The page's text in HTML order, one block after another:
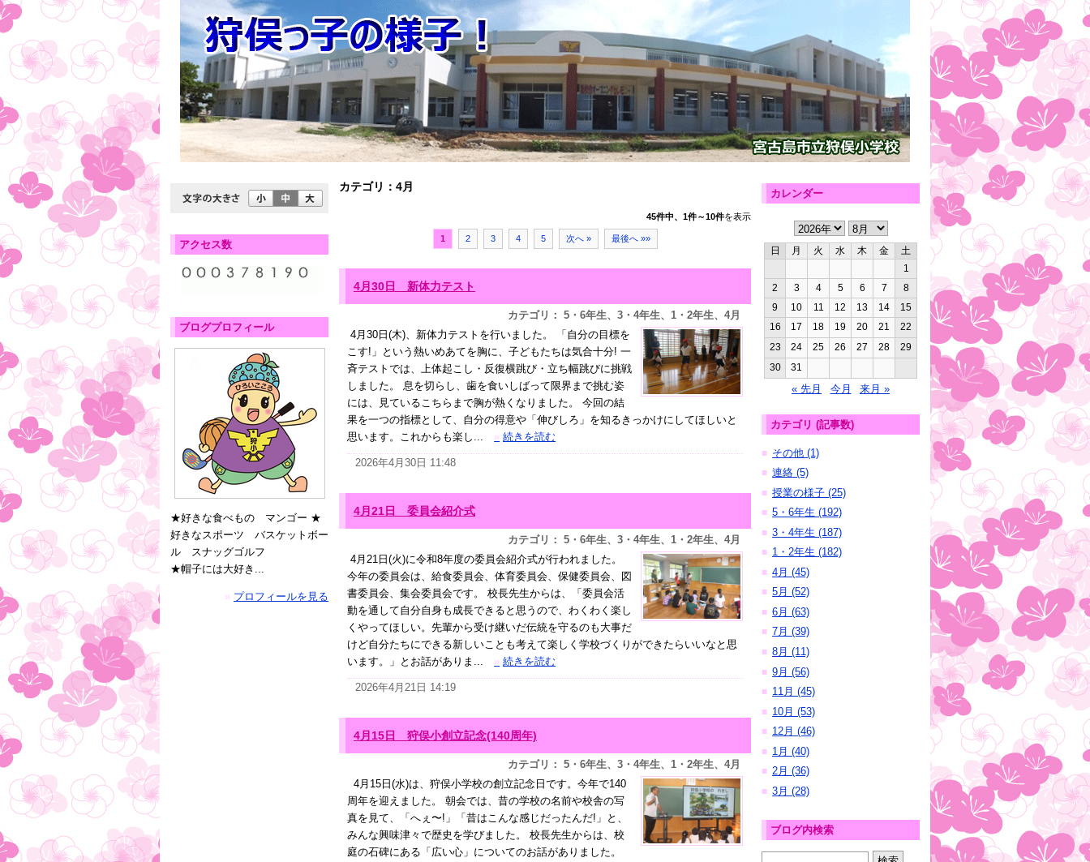
カテゴリ：4月
45件中、1件～10件を表示
1 2 3 4 5 次へ » 最後へ »»
4月30日 新体力テスト
カテゴリ： 5・6年生、3・4年生、1・2年生、4月
4月30日(木)、新体力テストを行いました。 「自分の目標を
こす!」という熱いめあてを胸に、子どもたちは気合十分! 一
斉テストでは、上体起こし・反復横跳び・立ち幅跳びに挑戦
しました。 息を切らし、歯を食いしばって限界まで挑む姿
には、見ているこちらまで胸が熱くなりました。 今回の結
果を一つの指標として、自分の得意や「伸びしろ」を知るきっかけにしてほしいと
思います。これからも楽し...
» 続きを読む
2026年4月30日 11:48
4月21日 委員会紹介式
カテゴリ： 5・6年生、3・4年生、1・2年生、4月
4月21日(火)に令和8年度の委員会紹介式が行われました。
今年の委員会は、給食委員会、体育委員会、保健委員会、図
書委員会、集会委員会です。 校長先生からは、「委員会活
動を通して自分自身も成長できると思うので、わくわく楽し
くやってほしい。先輩から受け継いだ伝統を守るのも大事だ
けど自分たちにできる新しいことも考えて楽しく学校づくりができたらいいなと思
います。」とお話がありま...
» 続きを読む
2026年4月21日 14:19
4月15日 狩俣小創立記念(140周年)
カテゴリ： 5・6年生、3・4年生、1・2年生、4月
4月15日(水)は、狩俣小学校の創立記念日です。今年で140
周年を迎えました。 朝会では、昔の学校の名前や校舎の写
真を見て、「へぇ〜!」「昔はこんな感じだったんだ!」と、
みんな興味津々で歴史を学びました。 校長先生からは、校
庭の石碑にある「広い心」についてのお話がありました。
アクセス数
ブログプロフィール
★好きな食べもの マンゴー ★
好きなスポーツ バスケットボー
ル スナッグゴルフ
★帽子には大好き...
» プロフィールを見る
カレンダー
日 月 火 水 木 金
土
1
2
3 4 5 6 7
8
9
10 11 12 13 14
15
16
17 18 19 20 21
22
23
24 25 26 27 28
29
30
31
« 先月 今月 来月 »
カテゴリ (記事数)
■ その他 (1)
■ 連絡 (5)
■ 授業の様子 (25)
■ 5・6年生 (192)
■ 3・4年生 (187)
■ 1・2年生 (182)
■ 4月 (45)
■ 5月 (52)
■ 6月 (63)
■ 7月 (39)
■ 8月 (11)
■ 9月 (56)
■ 11月 (45)
■ 10月 (53)
■ 12月 (46)
■ 1月 (40)
■ 2月 (36)
■ 3月 (28)
ブログ内検索